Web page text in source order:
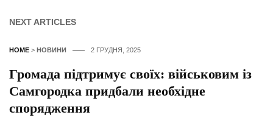
NEXT ARTICLES
HOME > НОВИНИ 2 ГРУДНЯ, 2025
Громада підтримує своїх: військовим із
Самгородка придбали необхідне
спорядження